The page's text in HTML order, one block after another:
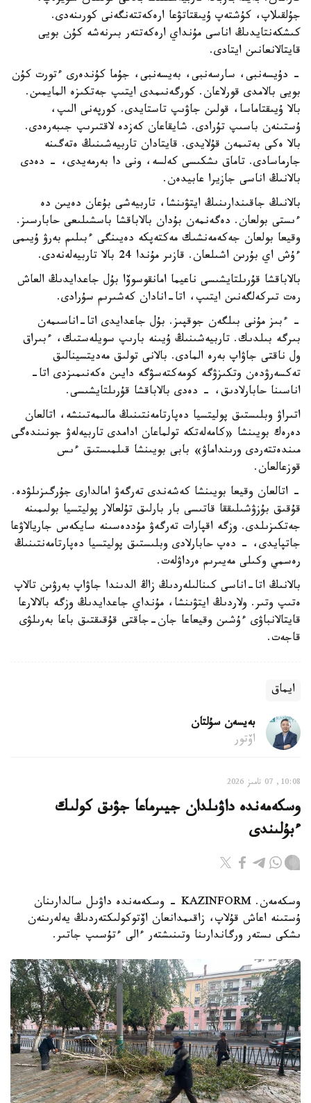
جۇلقىلاپ، كۇشتەپ ۇيىقتاتۋعا ارەكەتتەنگەنى كورىنەدى.
كىشكەنتايدىڭ اناسى مۇنداي ارەكەتتەر بىرنەشە كۇن بويى
قايتالانعانىن ايتادى.
- دۇيسەنبى، سارسەنبى، بەيسەنبى، جۇما كۇندەرى ءتورت كۇن
بويى بالامدى قورلاعان. كورگەنىمدى ايتىپ جەتكىزە المايمىن.
بالا ۇيىقتاماسا، قولىن جاۋىپ تاستايدى. كورپەنى الىپ،
ۇستىنەن باسىپ تۇرادى. شايقاعان كەزدە لاقتىرىپ جىبەرەدى.
بالا ەكى بەتىمەن قۇلايدى. قايتادان تاربيەشىنىڭ ەتەگىنە
جارماسادى. تاماق ىشكىسى كەلسە، ونى دا بەرمەيدى، - دەدى
بالانىڭ اناسى جازيرا عابيدەن.
بالانىڭ جاقىندارىنىڭ ايتۋىنشا، تاربيەشى بۇعان دەيىن دە
ءىستى بولعان. دەگەنمەن بۇدان بالاباقشا باسشىلىعى حابارسىز.
وقيعا بولعان جەكەمەنشىك مەكتەپكە دەيىنگى ءبىلىم بەرۋ ۇيىمى
ءۇش اي بۇرىن اشىلعان. قازىر مۇندا 24 بالا تاربيەلەنەدى.
بالاباقشا قۇرىلتايشىسى ناعيما امانقوسوۆا بۇل جاعدايدىڭ العاش
رەت تىركەلگەنىن ايتىپ، اتا-انادان كەشىرىم سۇرادى.
- ءبىز مۇنى بىلگەن جوقپىز. بۇل جاعدايدى اتا-اناسىمەن
بىرگە بىلدىك. تاربيەشىنىڭ ۇيىنە بارىپ سويلەستىك، ءبىراق
ول ناقتى جاۋاپ بەرە المادى. بالانى تولىق مەديتسينالىق
تەكسەرۋدەن وتكىزۋگە كومەكتەسۋگە دايىن ەكەنىمىزدى اتا-
اناسىنا حابارلادىق، - دەدى بالاباقشا قۇرىلتايشىسى.
اتىراۋ وبلىستىق پوليتسيا دەپارتامەنتىنىڭ مالىمەتىنشە، اتالعان
دەرەك بويىنشا «كامەلەتكە تولماعان ادامدى تاربيەلەۋ جونىندەگى
مىندەتتەردى ورىنداماۋ» بابى بويىنشا قىلمىستىق ءىس
قوزعالعان.
- اتالعان وقيعا بويىنشا كەشەندى تەرگەۋ امالدارى جۇرگىزىلۋدە.
قۇقىق بۇزۋشىلىققا قاتىسى بار بارلىق تۇلعالار پوليتسيا بولىمىنە
جەتكىزىلدى. وزگە اقپارات تەرگەۋ مۇددەسىنە سايكەس جاريالاۋعا
جاتپايدى، - دەپ حابارلادى وبلىستىق پوليتسيا دەپارتامەنتىنىڭ
رەسمي وكىلى مەيىرىم ەرداۋلەت.
بالانىڭ اتا-اناسى كىنالىلەردىڭ زاڭ الدىندا جاۋاپ بەرۋىن تالاپ
ەتىپ وتىر. ولاردىڭ ايتۋىنشا، مۇنداي جاعدايدىڭ وزگە بالالارعا
قايتالانباۋى ءۇشىن وقيعاعا جان-جاقتى قۇقىقتىق باعا بەرىلۋى
قاجەت.
ايماق
بەيسەن سۇلتان
اۆتور
10:08, 07 تامىز 2026
وسكەمەندە داۋىلدان جيىرماعا جۋىق كولىك
ءبۇلىندى
وسكەمەن. KAZINFORM - وسكەمەندە داۋىل سالدارىنان
ۇستىنە اعاش قۇلاپ، زاقىمدانعان اۆتوكولىكتەردىڭ يەلەرىنەن
ىشكى ىستەر ورگاندارىنا وتىنىشتەر ءالى ءتۇسىپ جاتىر.